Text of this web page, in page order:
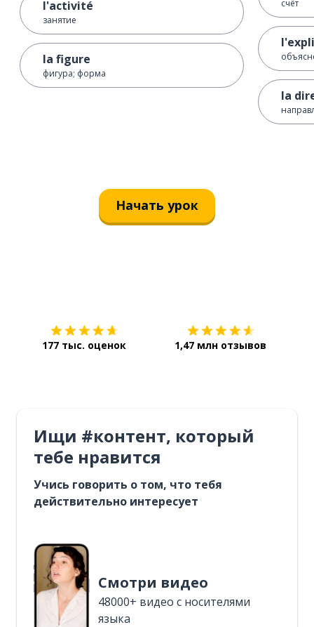
l'activité
занятие
la figure
фигура; форма
счёт
la
Начать урок
177 тыс. оценок 1,47 млн отзывов
Ищи #контент, который
тебе нравится
Учись говорить о том, что тебя
действительно интересует
Смотри видео
48000+ видео с носителями
языка